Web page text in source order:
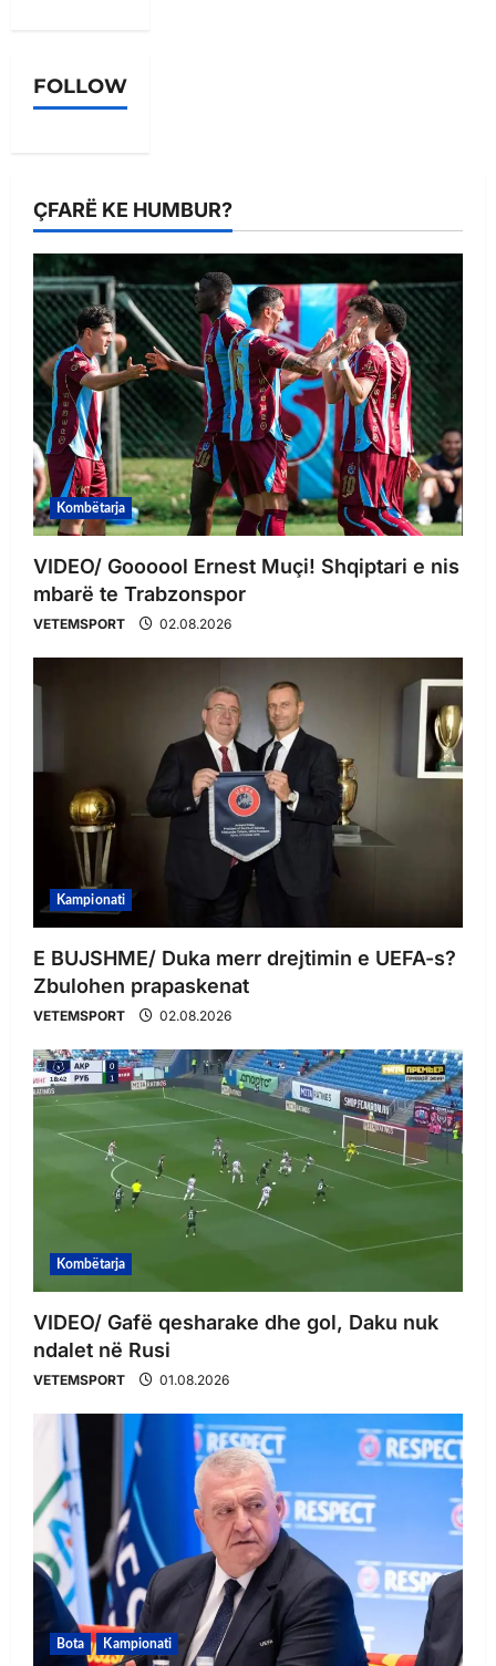
FOLLOW
ÇFARË KE HUMBUR?
Kombëtarja
VIDEO/ Goooool Ernest Muçi! Shqiptari e nis
mbarë te Trabzonspor
VETEMSPORT 02.08.2026
Kampionati
E BUJSHME/ Duka merr drejtimin e UEFA-s?
Zbulohen prapaskenat
VETEMSPORT 02.08.2026
Kombëtarja
VIDEO/ Gafë qesharake dhe gol, Daku nuk
ndalet në Rusi
VETEMSPORT 01.08.2026
Bota Kampionati